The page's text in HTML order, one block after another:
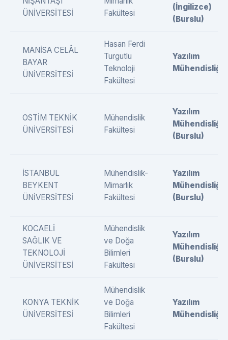
ÜNİVERSİTESİ
Fakültesi
(İngilizce)
(Burslu)
MANİSA CELÂL
BAYAR
ÜNİVERSİTESİ
Hasan Ferdi
Turgutlu
Teknoloji
Fakültesi
Yazılım
Mühendisliği
OSTİM TEKNİK
ÜNİVERSİTESİ
Mühendislik
Fakültesi
Yazılım
Mühendisliği
(Burslu)
İSTANBUL
BEYKENT
ÜNİVERSİTESİ
Mühendislik-
Mimarlık
Fakültesi
Yazılım
Mühendisliği
(Burslu)
KOCAELİ
SAĞLIK VE
TEKNOLOJİ
ÜNİVERSİTESİ
Mühendislik
ve Doğa
Bilimleri
Fakültesi
Yazılım
Mühendisliği
(Burslu)
KONYA TEKNİK
ÜNİVERSİTESİ
Mühendislik
ve Doğa
Bilimleri
Fakültesi
Yazılım
Mühendisliği